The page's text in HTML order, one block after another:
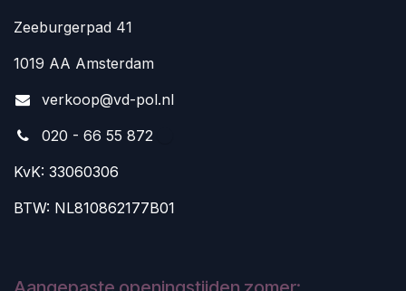
Zeeburgerpad 41
1019 AA Amsterdam
verkoop@vd-pol.nl
020 - 66 55 872
KvK: 33060306
BTW: NL810862177B01